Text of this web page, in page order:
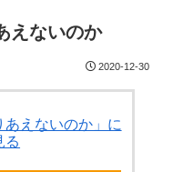
えないのか
2020-12-30
えないのか」に
る